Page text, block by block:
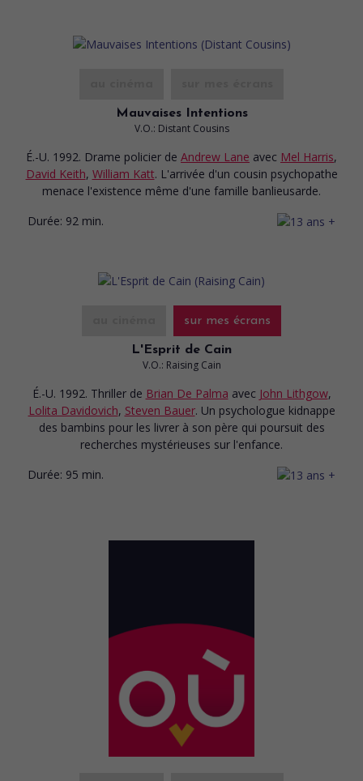
Mauvaises Intentions
V.O.: Distant Cousins
É.-U. 1992. Drame policier de Andrew Lane avec Mel Harris,
David Keith, William Katt. L'arrivée d'un cousin psychopathe
menace l'existence même d'une famille banlieusarde.
Durée: 92 min.
sur mes écrans
L'Esprit de Cain
V.O.: Raising Cain
É.-U. 1992. Thriller de Brian De Palma avec John Lithgow,
Lolita Davidovich, Steven Bauer. Un psychologue kidnappe
des bambins pour les livrer à son père qui poursuit des
recherches mystérieuses sur l'enfance.
Durée: 95 min.